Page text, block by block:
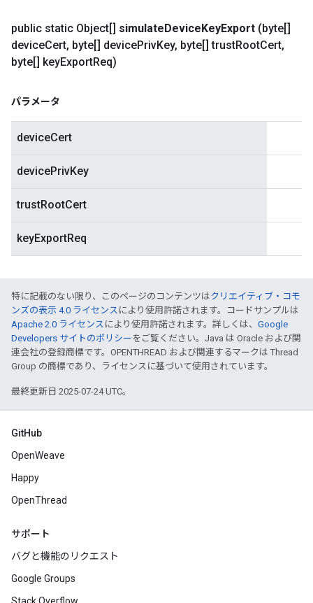
public static Object[] simulateDeviceKeyExport (byte[]
deviceCert, byte[] devicePrivKey, byte[] trustRootCert,
byte[] keyExportReq)
パラメータ
deviceCert
devicePrivKey
trustRootCert
keyExportReq
特に記載のない限り、このページのコンテンツはクリエイティブ・コモ
ンズの表示 4.0 ライセンス により使用許諾されます。コードサンプルは
Apache 2.0 ライセンス により使用許諾されます。詳しくは、 Google
Developers サイトのポリシー をご覧ください。Java は Oracle および関
連会社の登録商標です。OPENTHREAD および関連するマークは Thread
Group の商標であり、ライセンスに基づいて使用されています。
最終更新日 2025-07-24 UTC。
GitHub
OpenWeave
Happy
OpenThread
サポート
バグと機能のリクエスト
Google Groups